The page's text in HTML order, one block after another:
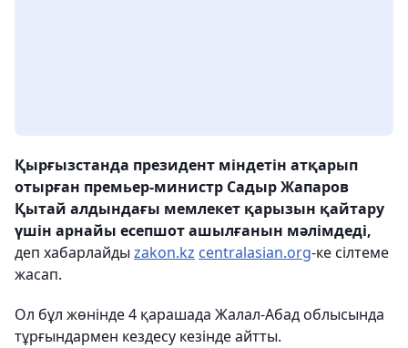
Қырғызстанда президент міндетін атқарып
отырған премьер-министр Садыр Жапаров
Қытай алдындағы мемлекет қарызын қайтару
үшін арнайы есепшот ашылғанын мәлімдеді,
деп хабарлайды zakon.kz centralasian.org-ке сілтеме
жасап.
Ол бұл жөнінде 4 қарашада Жалал-Абад облысында
тұрғындармен кездесу кезінде айтты.